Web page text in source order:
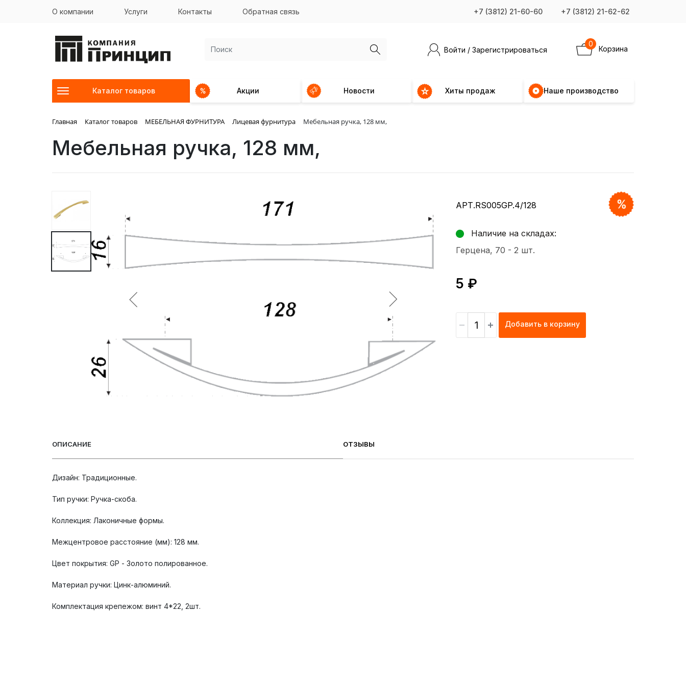
О компании Услуги Контакты Обратная связь +7 (3812) 21-60-60 +7 (3812) 21-62-62
Войти / Зарегистрироваться Корзина
0
Каталог товаров Акции Новости Хиты продаж Наше производство
Главная Каталог товаров МЕБЕЛЬНАЯ ФУРНИТУРА Лицевая фурнитура Мебельная ручка, 128 мм,
Мебельная ручка, 128 мм,
АРТ.RS005GP.4/128
Наличие на складах:
Герцена, 70 - 2 шт.
5 ₽
Добавить в корзину
ОПИСАНИЕ ОТЗЫВЫ
Дизайн: Традиционные.
Тип ручки: Ручка-скоба.
Коллекция: Лаконичные формы.
Межцентровое расстояние (мм): 128 мм.
Цвет покрытия: GP - Золото полированное.
Материал ручки: Цинк-алюминий.
Комплектация крепежом: винт 4*22, 2шт.